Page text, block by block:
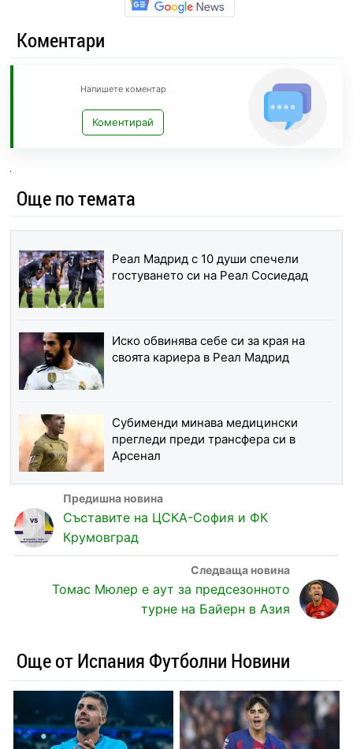
Коментари
Напишете коментар
Коментирай
Още по темата
Реал Мадрид с 10 души спечели
гостуването си на Реал Сосиедад
Иско обвинява себе си за края на
своята кариера в Реал Мадрид
Субименди минава медицински
прегледи преди трансфера си в
Арсенал
Съставите на ЦСКА-София и ФК
Крумовград
Томас Мюлер е аут за предсезонното
турне на Байерн в Азия
Още от Испания Футболни Новини